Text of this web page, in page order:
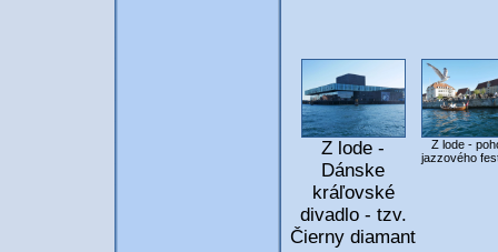
Z lode -
Dánske
kráľovské
divadlo - tzv.
Čierny diamant
Z lode -
jazzového